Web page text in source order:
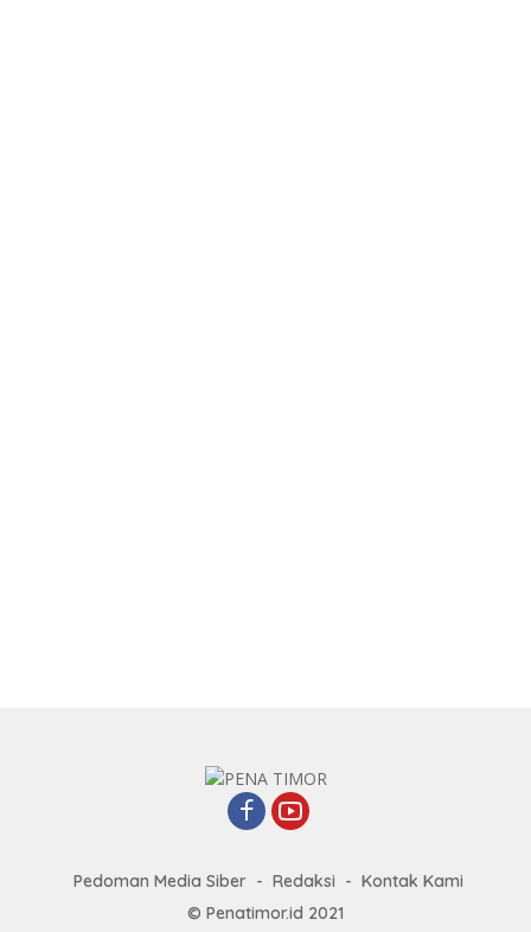
Pedoman Media Siber Redaksi
Kontak Kami
© Penatimor.id 2021